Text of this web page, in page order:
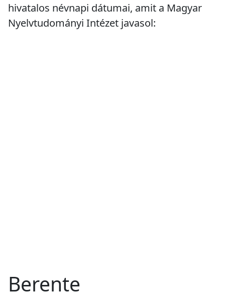
hivatalos névnapi dátumai, amit a Magyar
Nyelvtudományi Intézet javasol:
Berente